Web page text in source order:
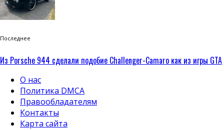
Последнее
Из Porsche 944 сделали подобие Challenger-Camaro как из игры GTA
О нас
Политика DMCA
Правообладателям
Контакты
Карта сайта